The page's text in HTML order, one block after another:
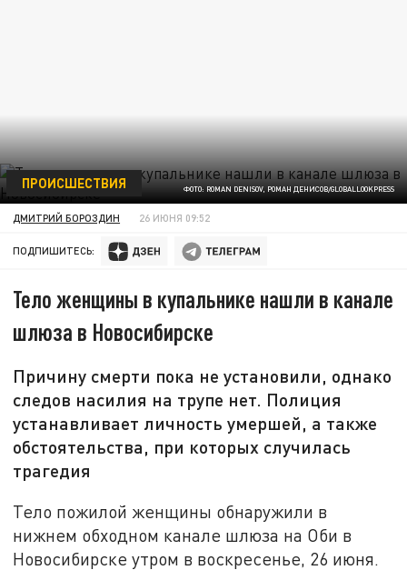
ФОТО: ROMAN DENISOV, РОМАН ДЕНИСОВ/GLOBALLOOKPRESS
ПРОИСШЕСТВИЯ
ДМИТРИЙ БОРОЗДИН 26 ИЮНЯ 09:52
ПОДПИШИТЕСЬ:
Тело женщины в купальнике нашли в канале
шлюза в Новосибирске
Причину смерти пока не установили, однако
следов насилия на трупе нет. Полиция
устанавливает личность умершей, а также
обстоятельства, при которых случилась
трагедия
Тело пожилой женщины обнаружили в
нижнем обходном канале шлюза на Оби в
Новосибирске утром в воскресенье, 26 июня.